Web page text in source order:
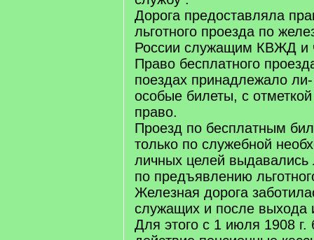
Дорога предоставляла
льготного проезда по
России служащим КВЖД и
Право бесплатного
поездах принадлежало
особые билеты, с
право.
Проезд по бесплатным
только по служебной
личных целей выдавались
по предъявлению
Железная дорога
служащих и после выхода
Для этого с 1 июля 1908